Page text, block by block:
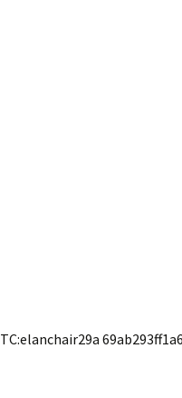
TC:elanchair29a